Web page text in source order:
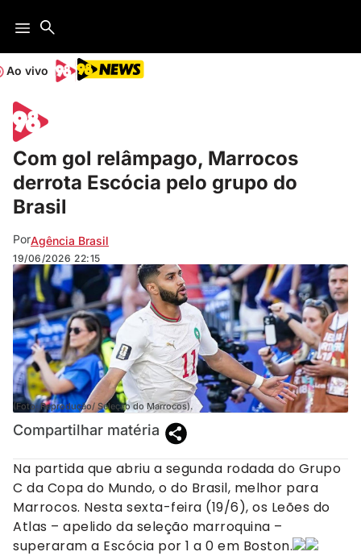
Ao vivo
Com gol relâmpago, Marrocos
derrota Escócia pelo grupo do
Brasil
PorAgência Brasil
19/06/2026 22:15
(Foto: Reprodução/ Seleção do Marrocos).
Compartilhar matéria
Na partida que abriu a segunda rodada do Grupo
C da Copa do Mundo, o do Brasil, melhor para
Marrocos. Nesta sexta-feira (19/6), os Leões do
Atlas – apelido da seleção marroquina –
superaram a Escócia por 1 a 0 em Boston.